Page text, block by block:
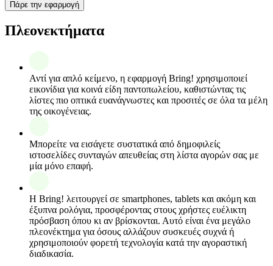
Πάρε την εφαρμογή
Πλεονεκτήματα
Αντί για απλό κείμενο, η εφαρμογή Bring! χρησιμοποιεί
εικονίδια για κοινά είδη παντοπωλείου, καθιστώντας τις
λίστες πιο οπτικά ευανάγνωστες και προσιτές σε όλα τα μέλη
της οικογένειας.
Μπορείτε να εισάγετε συστατικά από δημοφιλείς
ιστοσελίδες συνταγών απευθείας στη λίστα αγορών σας με
μία μόνο επαφή.
Η Bring! λειτουργεί σε smartphones, tablets και ακόμη και
έξυπνα ρολόγια, προσφέροντας στους χρήστες ευέλικτη
πρόσβαση όπου κι αν βρίσκονται. Αυτό είναι ένα μεγάλο
πλεονέκτημα για όσους αλλάζουν συσκευές συχνά ή
χρησιμοποιούν φορετή τεχνολογία κατά την αγοραστική
διαδικασία.